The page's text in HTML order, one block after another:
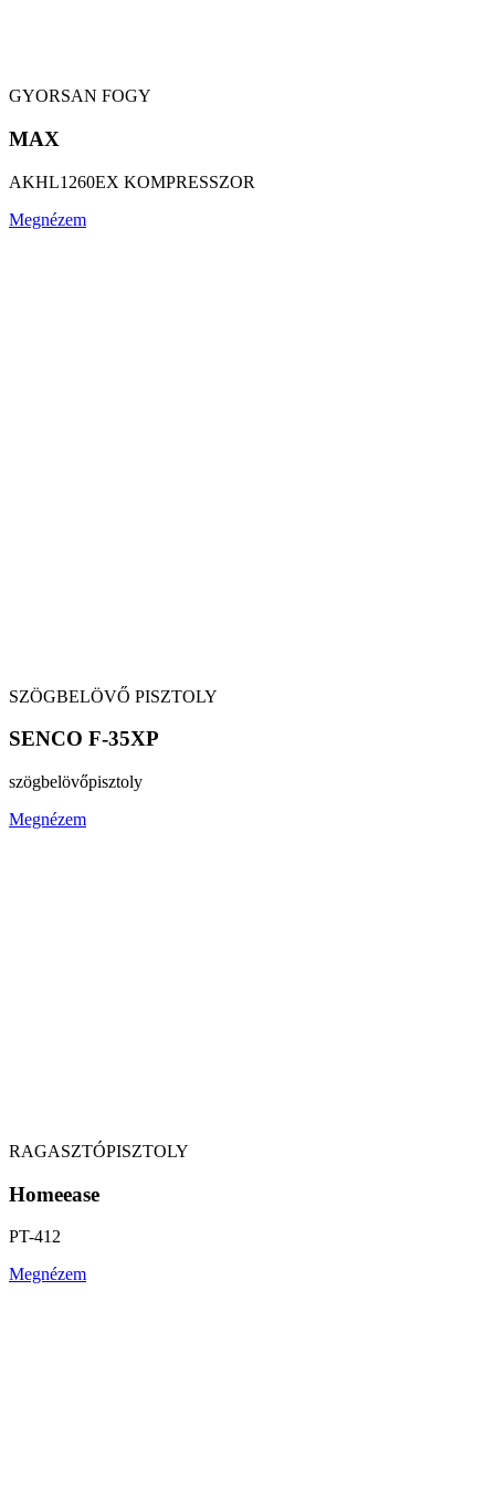
GYORSAN FOGY
MAX
AKHL1260EX KOMPRESSZOR
Megnézem
SZÖGBELÖVŐ PISZTOLY
SENCO F-35XP
szögbelövőpisztoly
Megnézem
RAGASZTÓPISZTOLY
Homeease
PT-412
Megnézem